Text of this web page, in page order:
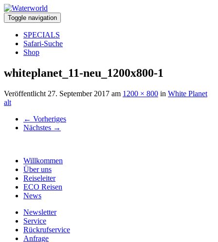
Toggle navigation
SPECIALS
Safari-Suche
Shop
whiteplanet_11-neu_1200x800-1
Veröffentlicht 27. September 2017 am 1200 × 800 in White Planet
alt
← Vorheriges
Nächstes →
Willkommen
Über uns
Reiseleiter
ECO Reisen
News
Newsletter
Service
Rückrufservice
Anfrage